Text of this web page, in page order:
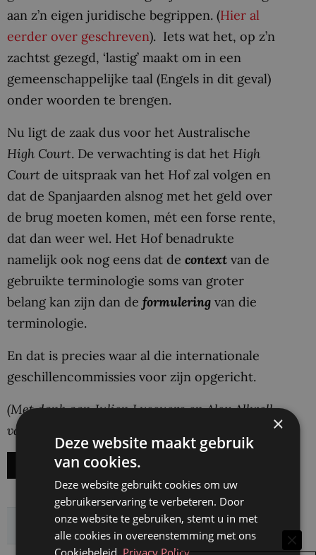
aan z’n eigen juridische begrippen. (Hier al
eerder over geschreven). Iets wat het, op z’n
zachtst gezegd, ‘lastig’ maakt om in een
gemeenschappelijke taal (Engels in dit geval)
onder woorden te brengen.
Nu ligt de zaak dus voor het Australische
High Court. De verwachting is dat het High
Court de uitspraak van het Hof zal volgen en
dat de Spanjaarden alsnog met het geld over
de brug moeten komen, mét een forse rente,
dat dan weer wel. Het Hof benadrukte
namelijk ook nog eens dat de context van de
gebruikte terminologie soms van groter
belang kan zijn dan de formulering van die
terminologie.
En dat is precies waar al die internationale
geschillencommissies voor zijn opgericht.
(Met dank aan Julien Luscuere en Alex Allwell
van Maes Law)
Ook úw Legal English verbeteren? Klik hier!
Delen:
×
Deze website maakt gebruik
van cookies.
Deze website gebruikt cookies om uw
gebruikerservaring te verbeteren. Door
onze website te gebruiken, stemt u in met
alle cookies in overeenstemming met ons
Cookiebeleid. Privacy Policy